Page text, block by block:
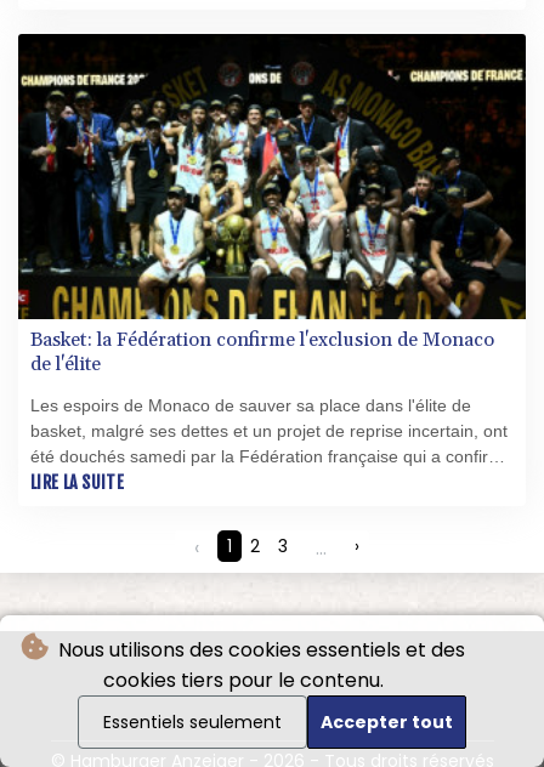
Nous utilisons des cookies essentiels et des
cookies tiers pour le contenu.
Essentiels seulement Accepter tout
Basket: la Fédération confirme l'exclusion de Monaco
de l'élite
Les espoirs de Monaco de sauver sa place dans l'élite de
basket, malgré ses dettes et un projet de reprise incertain, ont
été douchés samedi par la Fédération française qui a confirmé
en appel la rétrogradation du champion de France en titre.
LIRE LA SUITE
‹ 1 2 3 ... ›
© Hamburger Anzeiger - 2026 - Tous droits réservés